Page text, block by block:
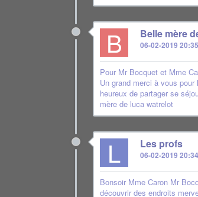
B Belle mère
06-02-2019
Pour Mr Bocquet et Mme
Un grand merci à vous
heureux de partager se
mère de luca watrelot
L Les profs
06-02-2019
Bonsoir Mme Caron Mr
découvrir des endroits